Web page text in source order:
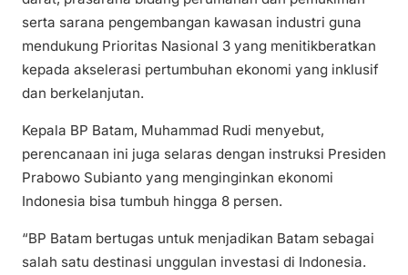
serta sarana pengembangan kawasan industri guna
mendukung Prioritas Nasional 3 yang menitikberatkan
kepada akselerasi pertumbuhan ekonomi yang inklusif
dan berkelanjutan.
Kepala BP Batam, Muhammad Rudi menyebut,
perencanaan ini juga selaras dengan instruksi Presiden
Prabowo Subianto yang menginginkan ekonomi
Indonesia bisa tumbuh hingga 8 persen.
“BP Batam bertugas untuk menjadikan Batam sebagai
salah satu destinasi unggulan investasi di Indonesia.